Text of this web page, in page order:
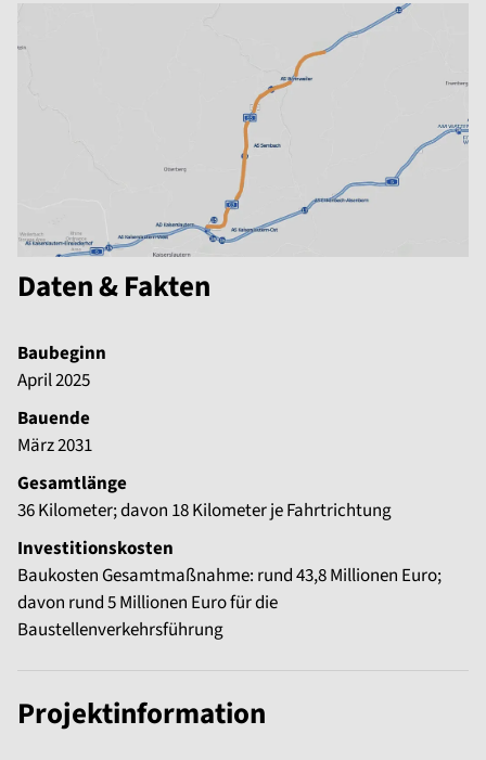
Daten & Fakten
Baubeginn
April 2025
Bauende
März 2031
Gesamtlänge
36 Kilometer; davon 18 Kilometer je Fahrtrichtung
Investitionskosten
Baukosten Gesamtmaßnahme: rund 43,8 Millionen Euro;
davon rund 5 Millionen Euro für die
Baustellenverkehrsführung
Projektinformation